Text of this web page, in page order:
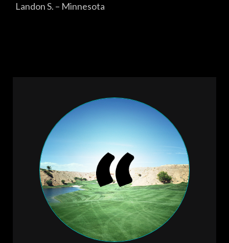
Landon S. – Minnesota